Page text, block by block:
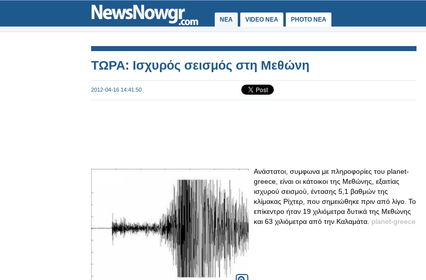
ΝΕΑ VIDEO NEA PHOTO NEA
ΤΩΡΑ: Ισχυρός σεισμός στη Μεθώνη
2012-04-16 14:41:50
Ανάστατοι, συμφωνα με πληροφορίες του planet-
greece, είναι οι κάτοικοι της Μεθώνης, εξαιτίας
ισχυρού σεισμού, έντασης 5,1 βαθμών της
κλίμακας Ρίχτερ, που σημειώθηκε πριν από λίγο. Το
επίκεντρο ήταν 19 χιλιόμετρα δυτικά της Μεθώνης
και 63 χιλιόμετρα από την Καλαμάτα. planet-greece